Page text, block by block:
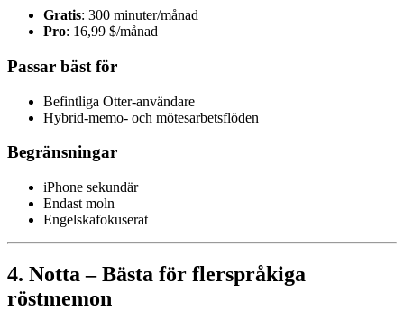
Gratis: 300 minuter/månad
Pro: 16,99 $/månad
Passar bäst för
Befintliga Otter-användare
Hybrid-memo- och mötesarbetsflöden
Begränsningar
iPhone sekundär
Endast moln
Engelskafokuserat
4. Notta – Bästa för flerspråkiga
röstmemon